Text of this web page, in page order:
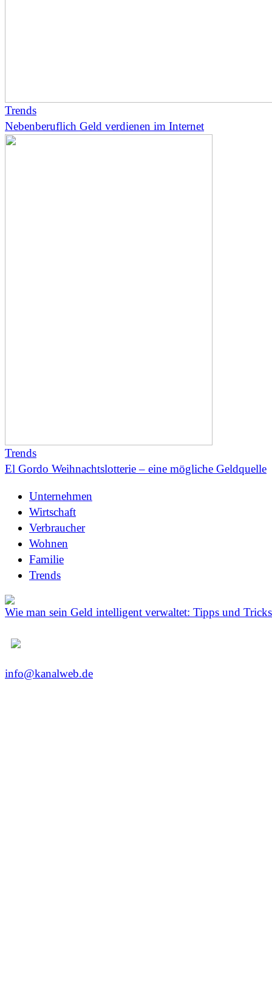
Trends
Nebenberuflich Geld verdienen im Internet
Trends
El Gordo Weihnachtslotterie – eine mögliche Geldquelle
Unternehmen
Wirtschaft
Verbraucher
Wohnen
Familie
Trends
Wie man sein Geld intelligent verwaltet: Tipps und Tricks
info@kanalweb.de